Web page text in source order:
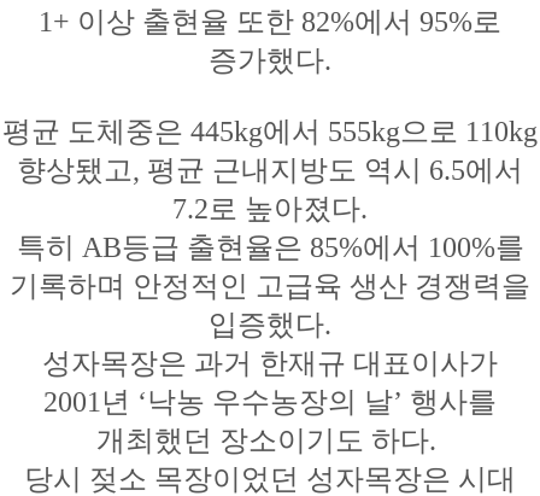
1+ 이상 출현율 또한 82%에서 95%로
증가했다.
평균 도체중은 445kg에서 555kg으로 110kg
향상됐고, 평균 근내지방도 역시 6.5에서
7.2로 높아졌다.
특히 AB등급 출현율은 85%에서 100%를
기록하며 안정적인 고급육 생산 경쟁력을
입증했다.
성자목장은 과거 한재규 대표이사가
2001년 ‘낙농 우수농장의 날’ 행사를
개최했던 장소이기도 하다.
당시 젖소 목장이었던 성자목장은 시대